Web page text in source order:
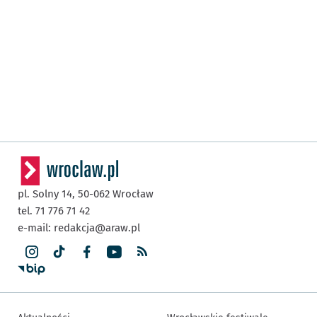
pl. Solny 14, 50-062 Wrocław
tel. 71 776 71 42
e-mail: redakcja@araw.pl